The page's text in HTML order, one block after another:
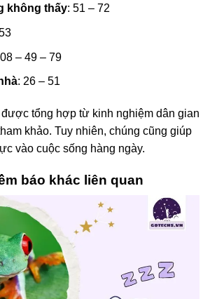
không thấy: 51 – 72
– 49 – 79
: 26 – 51
tổng hợp từ kinh nghiệm dân gian
khảo. Tuy nhiên, chúng cũng giúp
vào cuộc sống hàng ngày.
báo khác liên quan